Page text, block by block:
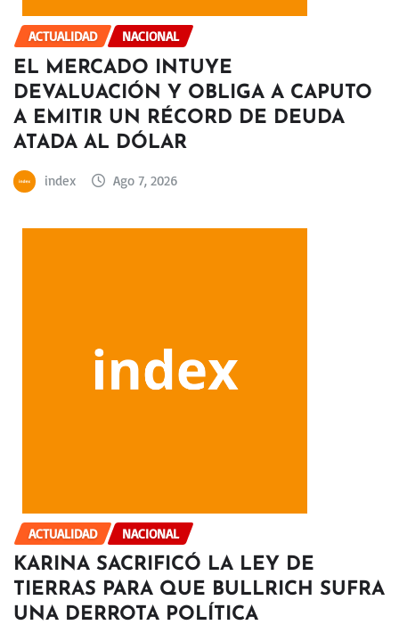
ACTUALIDAD NACIONAL
EL MERCADO INTUYE
DEVALUACIÓN Y OBLIGA A CAPUTO
A EMITIR UN RÉCORD DE DEUDA
ATADA AL DÓLAR
index Ago 7, 2026
ACTUALIDAD NACIONAL
KARINA SACRIFICÓ LA LEY DE
TIERRAS PARA QUE BULLRICH SUFRA
UNA DERROTA POLÍTICA